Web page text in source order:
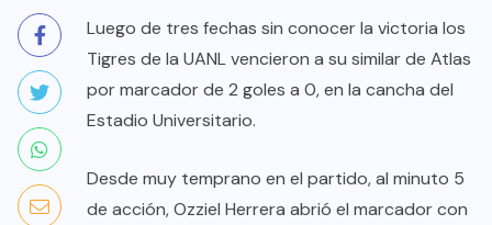
Luego de tres fechas sin conocer la victoria los
Tigres de la UANL vencieron a su similar de Atlas
por marcador de 2 goles a 0, en la cancha del
Estadio Universitario.
Desde muy temprano en el partido, al minuto 5
de acción, Ozziel Herrera abrió el marcador con